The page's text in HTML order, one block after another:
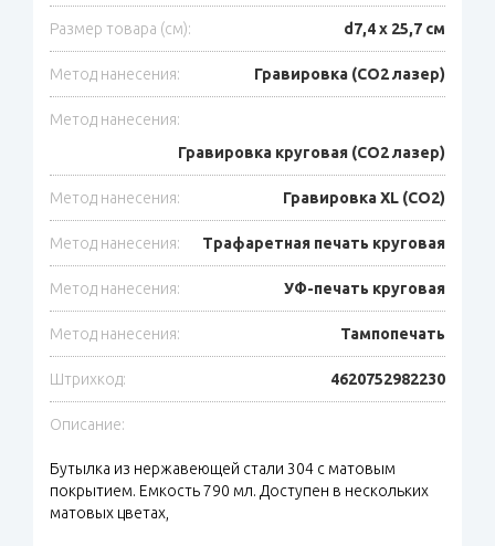
Размер товара (см): d7,4 х 25,7 см
Метод нанесения: Гравировка (CO2 лазер)
Метод нанесения:
Гравировка круговая (CO2 лазер)
Метод нанесения: Гравировка XL (СО2)
Метод нанесения: Трафаретная печать круговая
Метод нанесения: УФ-печать круговая
Метод нанесения: Тампопечать
Штрихкод: 4620752982230
Описание:
Бутылка из нержавеющей стали 304 с матовым
покрытием. Емкость 790 мл. Доступен в нескольких
матовых цветах,